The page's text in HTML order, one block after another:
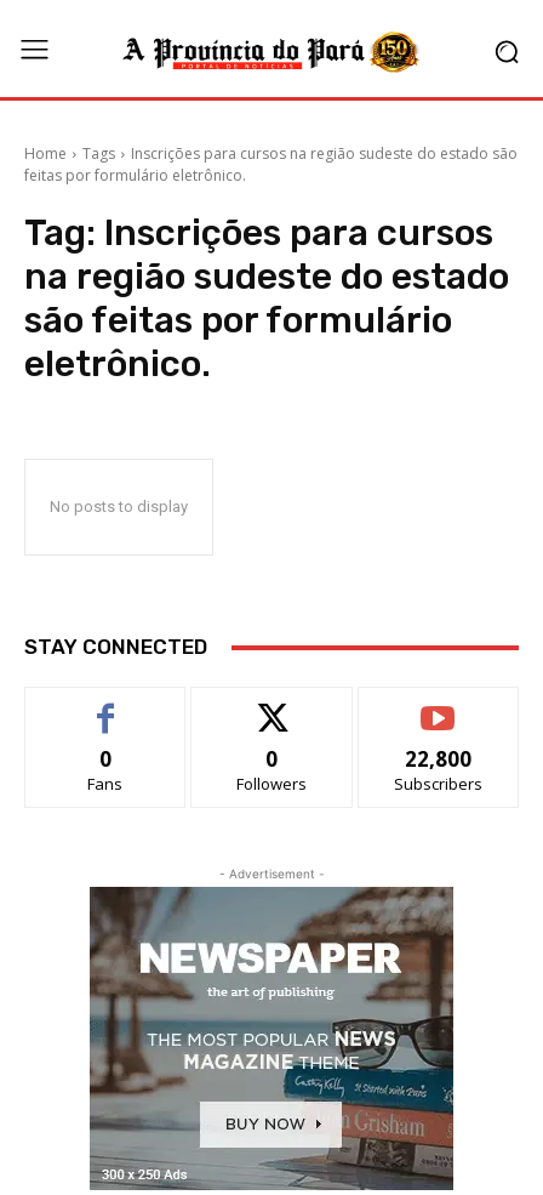
Home Tags
Inscrições para cursos na região sudeste do estado são
feitas por formulário eletrônico.
Tag: Inscrições para cursos
na região sudeste do estado
são feitas por formulário
eletrônico.
No posts to display
STAY CONNECTED
0
Fans
0
Followers
22,800
Subscribers
- Advertisement -